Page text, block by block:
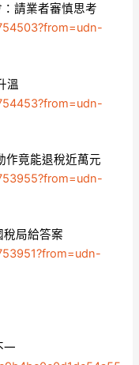
請業者審慎思考
溫
作竟能退稅近萬元
局給答案
一